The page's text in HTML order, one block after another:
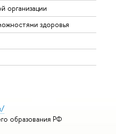
организации
здоровья
образования РФ